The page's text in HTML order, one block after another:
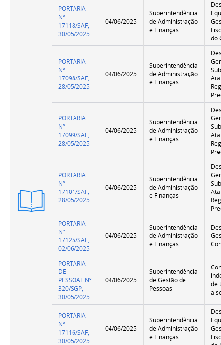
Versão
Resumida
PORTARIA
Nº
17118/SAF,
30/05/2025
04/06/2025
Superintendência
de Administração
e Finanças
do
PORTARIA
Nº
17098/SAF,
28/05/2025
04/06/2025
Superintendência
de Administração
e Finanças
PORTARIA
Nº
17099/SAF,
28/05/2025
04/06/2025
Superintendência
de Administração
e Finanças
PORTARIA
Nº
17101/SAF,
28/05/2025
04/06/2025
Superintendência
de Administração
e Finanças
PORTARIA
Nº
17125/SAF,
02/06/2025
04/06/2025
Superintendência
de Administração
e Finanças
PORTARIA
DE
PESSOAL Nº
320/SGP,
30/05/2025
04/06/2025
Superintendência
de Gestão de
Pessoas
de
a
PORTARIA
Nº
17116/SAF,
30/05/2025
04/06/2025
Superintendência
de Administração
e Finanças